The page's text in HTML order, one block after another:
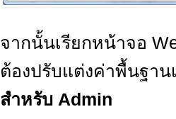
จากนั้นเรียกหน้าจอ
ต้องปรับแต่งค่าพื้นฐา
สำหรับ Admin